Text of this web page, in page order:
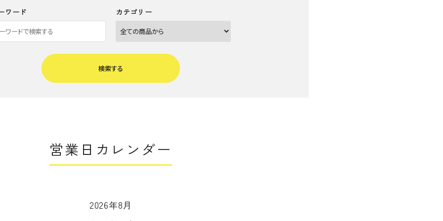
ワード カテゴリー
検索する
営業日カレンダー
2026年8月